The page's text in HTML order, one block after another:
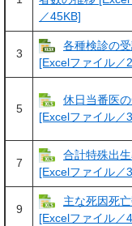
／45KB]
3
各種検診の
[Excelファイル／
5
休日当番医
[Excelファイル／
7
合計特殊出
[Excelファイル／
9
主な死因死
[Excelファイル／